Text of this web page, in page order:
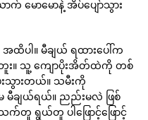
မောမောနဲ့ အိပ်ပျော်သွား
ပါ။ မီချယ် ရထားပေါ်က
ဘူး။ သူ့ ကျောပိုးအိတ်ထဲကို တစ်
သွားတယ်။ သမီးကို
မီချယ်ရယ်။ ညည်းမလဲ ဖြစ်
ရွယ်တူ ပါဖြောင့်ဖြောင့်